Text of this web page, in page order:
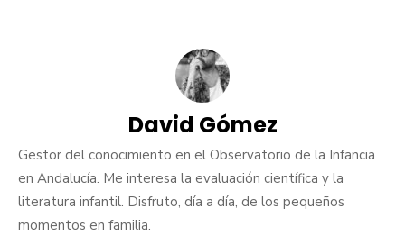
David Gómez
Gestor del conocimiento en el Observatorio de la Infancia
en Andalucía. Me interesa la evaluación científica y la
literatura infantil. Disfruto, día a día, de los pequeños
momentos en familia.